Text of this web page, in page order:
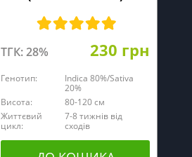
ТГК: 28% 230 грн
Генотип:
Indica 80%/Sativa
20%
Висота:
80-120 cм
Життєвий
цикл:
7-8 тижнів від
сходів